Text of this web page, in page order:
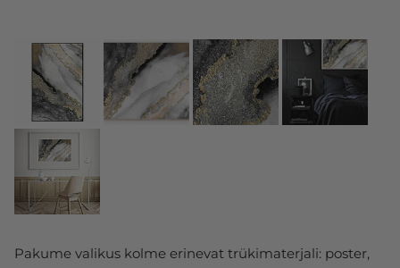
Pakume valikus kolme erinevat trükimaterjali: poster,